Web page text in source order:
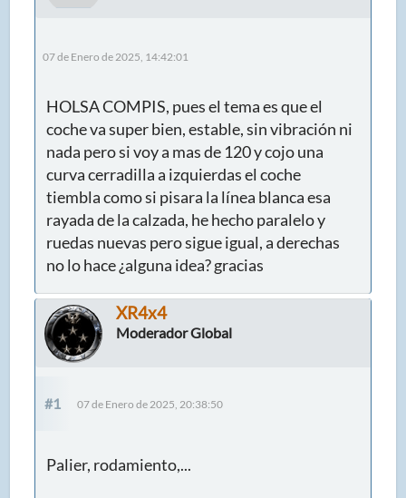
07 de Enero de 2025, 14:42:01
HOLSA COMPIS, pues el tema es que el
coche va super bien, estable, sin vibración ni
nada pero si voy a mas de 120 y cojo una
curva cerradilla a izquierdas el coche
tiembla como si pisara la línea blanca esa
rayada de la calzada, he hecho paralelo y
ruedas nuevas pero sigue igual, a derechas
no lo hace ¿alguna idea? gracias
XR4x4
Moderador Global
#1 07 de Enero de 2025, 20:38:50
Palier, rodamiento,...